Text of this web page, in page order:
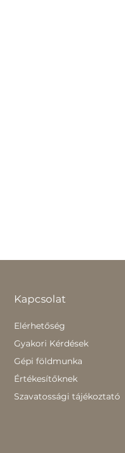
Kapcsolat
Elérhetőség
Gyakori Kérdések
Gépi földmunka
Értékesítőknek
Szavatossági tájékoztató